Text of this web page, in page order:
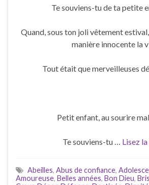
Te souviens-tu de ta petite
Quand, sous ton joli vêtement
manière innocente la
Tout était que merveilleuses
Petit enfant, au sourire
Te souviens-tu … Lisez
Abeilles, Abus de confiance,
Amoureuse, Belles années, Bon Dieu,